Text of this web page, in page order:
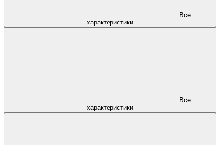
характеристики
характеристики